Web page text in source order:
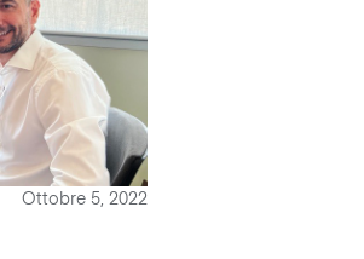
Ottobre 5, 2022